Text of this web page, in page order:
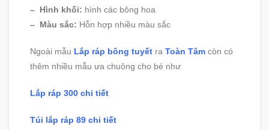
– Hình khối: hình các bông hoa
– Màu sắc: Hỗn hợp nhiều màu sắc
Ngoài mẫu Lắp ráp bông tuyết ra Toàn Tâm còn có
thêm nhiều mẫu ưa chuộng cho bé như
Lắp ráp 300 chi tiết
Túi lắp ráp 89 chi tiết